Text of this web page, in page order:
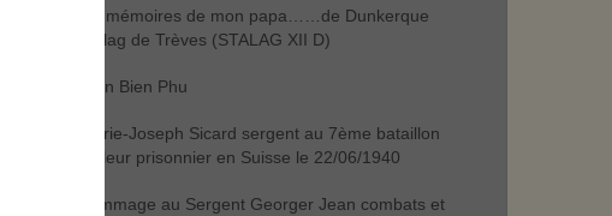
les mémoires de mon papa……de Dunkerque
au stalag de Trèves (STALAG XII D)
Dien Bien Phu
Marie-Joseph Sicard sergent au 7ème bataillon
mitrailleur prisonnier en Suisse le 22/06/1940
hommage au Sergent Georger Jean combats et